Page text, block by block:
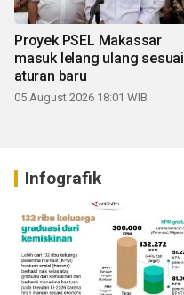
Proyek PSEL Makassar
masuk lelang ulang sesuai
aturan baru
05 August 2026 18:01 WIB
Infografik